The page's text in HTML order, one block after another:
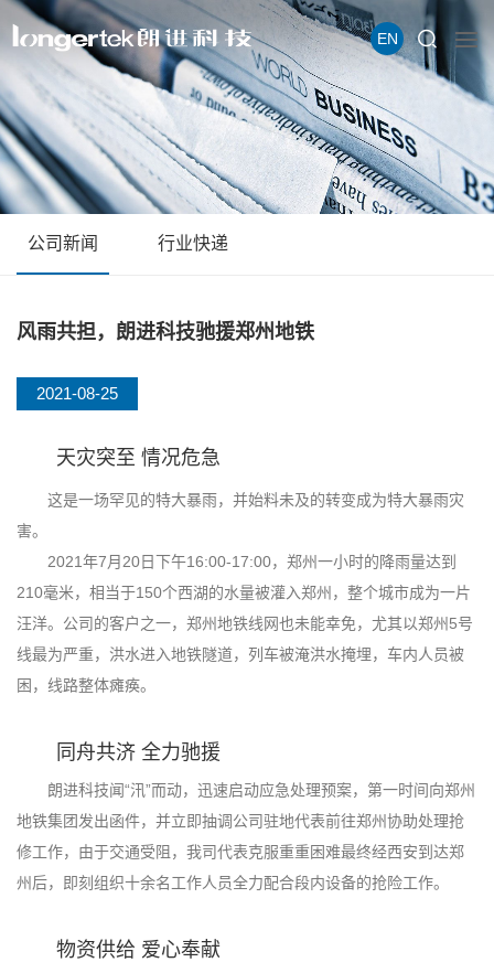
EN
公司新闻 行业快递
风雨共担，朗进科技驰援郑州地铁
2021-08-25
天灾突至 情况危急
这是一场罕见的特大暴雨，并始料未及的转变成为特大暴雨灾
害。
2021年7月20日下午16:00-17:00，郑州一小时的降雨量达到
210毫米，相当于150个西湖的水量被灌入郑州，整个城市成为一片
汪洋。公司的客户之一，郑州地铁线网也未能幸免，尤其以郑州5号
线最为严重，洪水进入地铁隧道，列车被淹洪水掩埋，车内人员被
困，线路整体瘫痪。
同舟共济 全力驰援
朗进科技闻“汛”而动，迅速启动应急处理预案，第一时间向郑州
地铁集团发出函件，并立即抽调公司驻地代表前往郑州协助处理抢
修工作，由于交通受阻，我司代表克服重重困难最终经西安到达郑
州后，即刻组织十余名工作人员全力配合段内设备的抢险工作。
物资供给 爱心奉献